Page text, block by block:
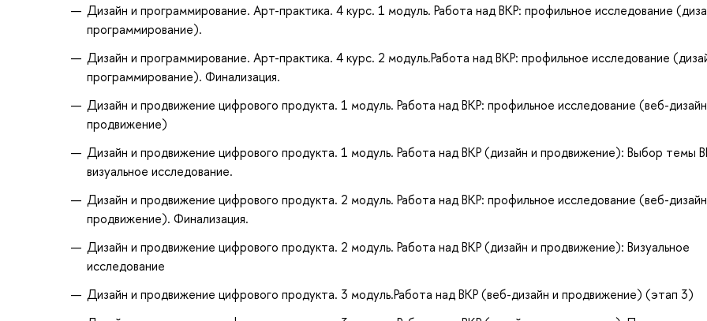
Дизайн и программирование. Арт-практика. 4 курс. 1 модуль. Работа над ВКР: профильное исследование
программирование).
Дизайн и программирование. Арт-практика. 4 курс. 2 модуль.Работа над ВКР: профильное исследование
программирование). Финализация.
Дизайн и продвижение цифрового продукта. 1 модуль. Работа над ВКР: профильное исследование (веб-
продвижение)
Дизайн и продвижение цифрового продукта. 1 модуль. Работа над ВКР (дизайн и продвижение): Выбор темы
визуальное исследование.
Дизайн и продвижение цифрового продукта. 2 модуль. Работа над ВКР: профильное исследование (веб-
продвижение). Финализация.
Дизайн и продвижение цифрового продукта. 2 модуль. Работа над ВКР (дизайн и продвижение): Визуальное
исследование
Дизайн и продвижение цифрового продукта. 3 модуль.Работа над ВКР (веб-дизайн и продвижение) (этап 3)